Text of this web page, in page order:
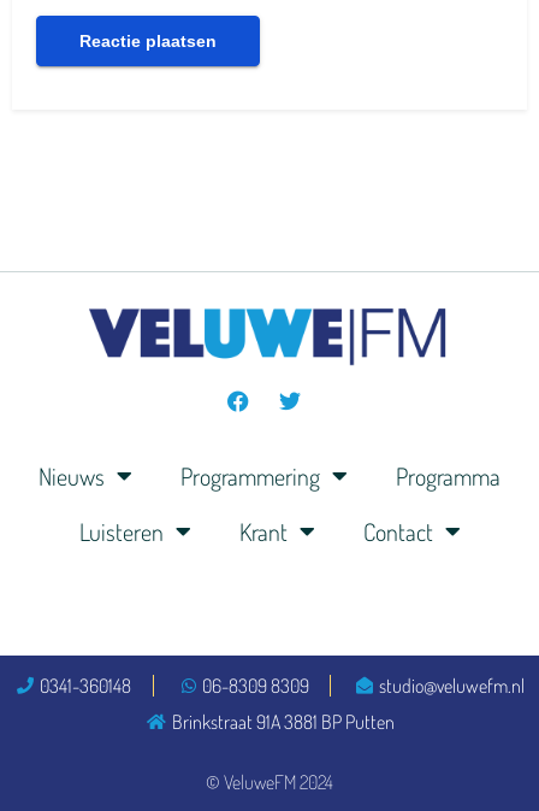
Nieuws Programmering
Programma
Luisteren
Krant Contact
© VeluweFM 2024
0341-360148 06-8309 8309
studio@veluwefm.nl
Brinkstraat 91A 3881 BP Putten